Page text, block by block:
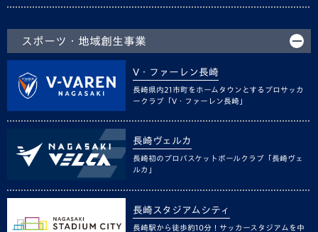
スポーツ・地域創生事業
V・ファーレン長崎
長崎県内21市町をホームタウンとするプロサッカ
ークラブ「V・ファーレン長崎」
長崎ヴェルカ
長崎初のプロバスケットボールクラブ「長崎ヴェ
ルカ」
長崎スタジアムシティ
長崎駅から徒歩約10分！サッカースタジアムを中